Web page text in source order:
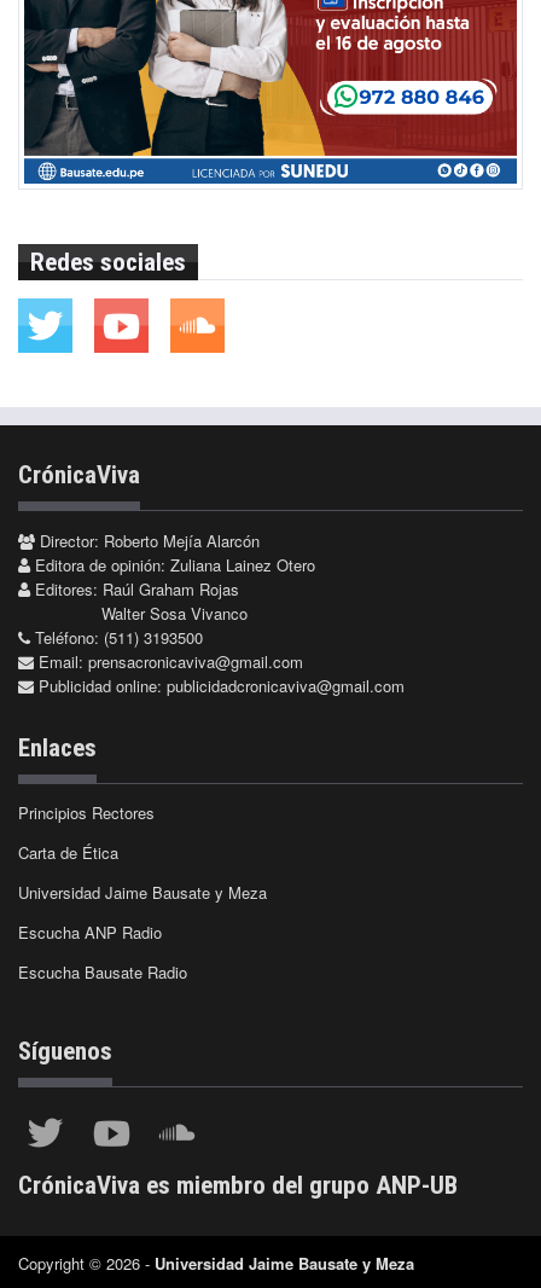
Redes sociales
CrónicaViva
Director: Roberto Mejía Alarcón
Editora de opinión: Zuliana Lainez Otero
Editores: Raúl Graham Rojas
Walter Sosa Vivanco
Teléfono: (511) 3193500
Email: prensacronicaviva@gmail.com
Publicidad online: publicidadcronicaviva@gmail.com
Enlaces
Principios Rectores
Carta de Ética
Universidad Jaime Bausate y Meza
Escucha ANP Radio
Escucha Bausate Radio
Síguenos
CrónicaViva es miembro del grupo ANP-UB
Copyright © 2026 - Universidad Jaime Bausate y Meza